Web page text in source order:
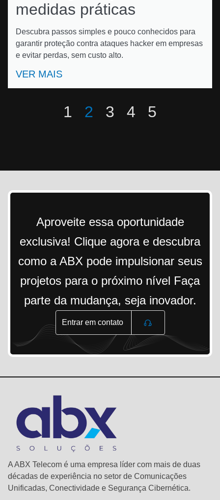
medidas práticas
Descubra passos simples e pouco conhecidos para
garantir proteção contra ataques hacker em empresas
e evitar perdas, sem custo alto.
VER MAIS
1 2 3 4 5
Aproveite essa oportunidade
exclusiva! Clique agora e descubra
como a ABX pode impulsionar seus
projetos para o próximo nível Faça
parte da mudança, seja inovador.
Entrar em contato
A ABX Telecom é uma empresa líder com mais de duas
décadas de experiência no setor de Comunicações
Unificadas, Conectividade e Segurança Cibernética.